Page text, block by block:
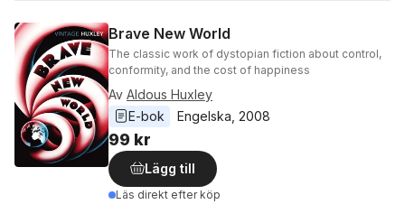
Brave New World
The classic work of dystopian fiction about control,
conformity, and the cost of happiness
Av Aldous Huxley
E-bok
Engelska 2008
99 kr
Lägg till
Läs direkt efter köp